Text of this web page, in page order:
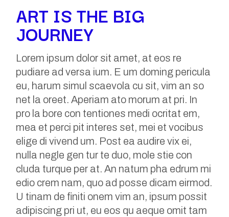
ART IS THE BIG
JOURNEY
Lorem ipsum dolor sit amet, at eos re
pudiare ad versa ium. E um doming pericula
eu, harum simul scaevola cu sit, vim an so
net la oreet. Aperiam ato morum at pri. In
pro la bore con tentiones medi ocritat em,
mea et perci pit interes set, mei et vocibus
elige di vivend um. Post ea audire vix ei,
nulla negle gen tur te duo, mole stie con
cluda turque per at. An natum pha edrum mi
edio crem nam, quo ad posse dicam eirmod.
U tinam de finiti onem vim an, ipsum possit
adipiscing pri ut, eu eos qu aeque omit tam